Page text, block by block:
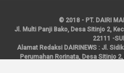
© 2018 - PT. DAIRI
Jl. Multi Panji Bako, Desa Sitinjo 2,
22111 -
Alamat Redaksi DAIRINEWS : Jl.
Perumahan Rorinata, Desa Sitinjo